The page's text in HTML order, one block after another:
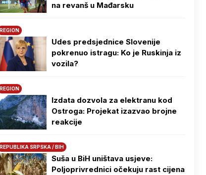
na revanš u Mađarsku
REGION
Udes predsjednice Slovenije
pokrenuo istragu: Ko je Ruskinja iz
vozila?
REGION
Izdata dozvola za elektranu kod
Ostroga: Projekat izazvao brojne
reakcije
REPUBLIKA SRPSKA / BIH
Suša u BiH uništava usjeve:
Poljoprivrednici očekuju rast cijena